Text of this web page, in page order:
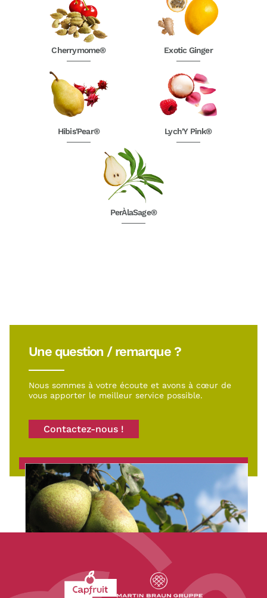
Cherrymome® Exotic Ginger
Hibis'Pear® Lych'Y Pink®
PerÀlaSage®
Une question / remarque ?
Nous sommes à votre écoute et avons à cœur de
vous apporter le meilleur service possible.
Contactez-nous !
Revenir à l'accueil du site CapFruit.com
Voir le site du groupe